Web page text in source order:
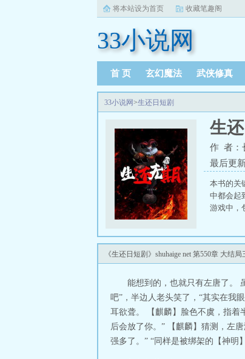
将本站设为首页 收藏笔趣阁
33小说网
首 页 玄幻魔法 武侠修真
33小说网>生还日短剧
生
作 者：
最后更
本书的关
中都会起
游戏中，
《生还日短剧》shuhaige net 第550章 大结局
能想到的，也就只有左唐了。
吧”，半边人老头笑了，“其实在我
耳欲聋。 【麒麟】脸色不虞，指着
后会放了你。” 【麒麟】猜测，左
强多了。” “同样是被绑架的【神明